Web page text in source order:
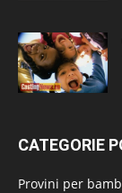
CATEGORIE
Provini per